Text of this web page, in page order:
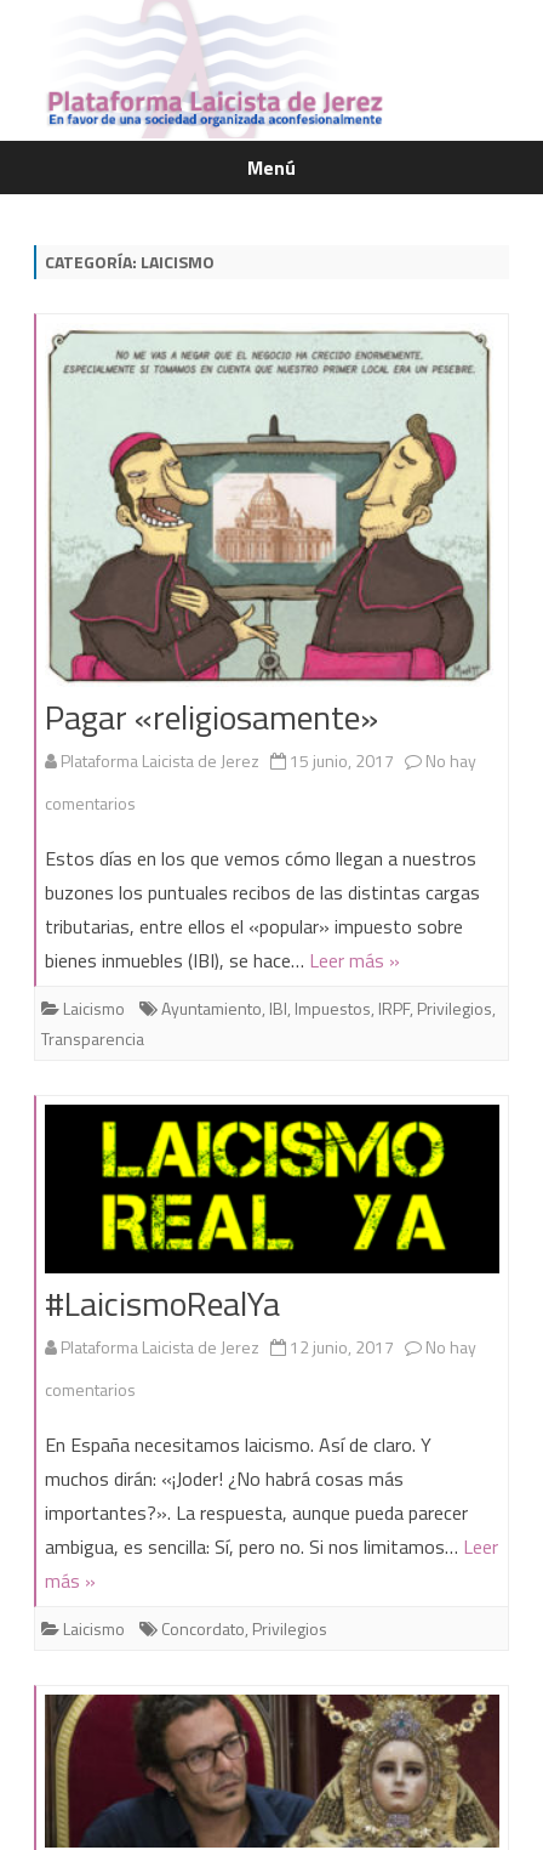
Menú
Saltar
CATEGORÍA: LAICISMO
Pagar «religiosamente»
Plataforma Laicista de Jerez 15 junio, 2017
No hay
comentarios
«religiosamente»
Estos días en los que vemos cómo llegan a nuestros
buzones los puntuales recibos de las distintas cargas
tributarias, entre ellos el «popular» impuesto sobre
bienes inmuebles (IBI), se hace… Leer más »
Laicismo Ayuntamiento, IBI, Impuestos, IRPF, Privilegios,
Transparencia
#LaicismoRealYa
Plataforma Laicista de Jerez 12 junio, 2017
No hay
comentarios
En España necesitamos laicismo. Así de claro. Y
muchos dirán: «¡Joder! ¿No habrá cosas más
importantes?». La respuesta, aunque pueda parecer
ambigua, es sencilla: Sí, pero no. Si nos limitamos… Leer
más »
Laicismo Concordato, Privilegios